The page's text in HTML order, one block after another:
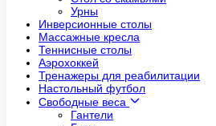
Урны
Инверсионные столы
Массажные кресла
Теннисные столы
Аэрохоккей
Тренажеры для реабилитации
Настольный футбол
Свободные веса
Гантели